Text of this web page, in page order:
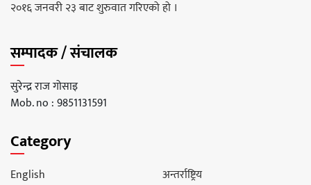
२०१६ जनवरी २३ बाट शुरुवात गरिएको हो ।
सम्पादक / संचालक
सुरेन्द्र राज गोसाइ
Mob. no : 9851131591
Category
English
अन्तर्राष्ट्रिय